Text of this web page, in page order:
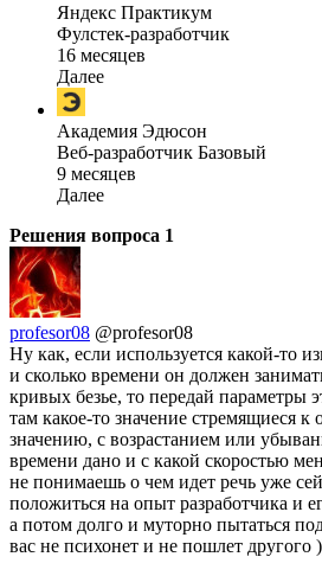
Яндекс Практикум
Фулстек-разработчик
16 месяцев
Далее
Академия Эдюсон
Веб-разработчик Базовый
9 месяцев
Далее
Решения вопроса 1
profesor08 @profesor08
Ну как, если используется какой-то
и сколько времени он должен
кривых безье, то передай параметры
там какое-то значение стремящиеся к
значению, с возрастанием или
времени дано и с какой скоростью
не понимаешь о чем идет речь уже
положиться на опыт разработчика и
а потом долго и муторно пытаться
вас не психонет и не пошлет другого